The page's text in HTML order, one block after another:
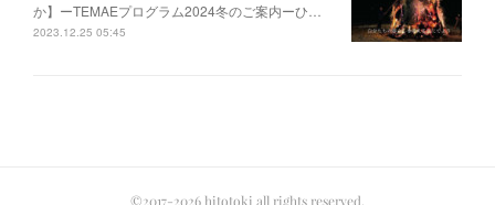
か】ーTEMAEプログラム2024冬のご案内ーひ…
2023.12.25 05:45
©2017-2026 hitotoki all rights reserved.